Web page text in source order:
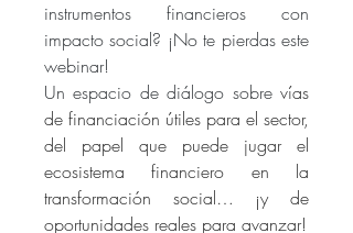
instrumentos financieros con
impacto social? ¡No te pierdas este
webinar!
Un espacio de diálogo sobre vías
de financiación útiles para el sector,
del papel que puede jugar el
ecosistema financiero en la
transformación social… ¡y de
oportunidades reales para avanzar!